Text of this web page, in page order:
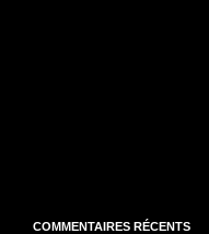
COMMENTAIRES RÉCENTS